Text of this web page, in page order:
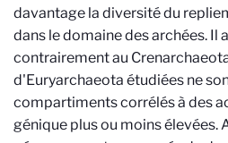
davantage la diversité du
dans le domaine des archées. Il
contrairement au
d'Euryarchaeota étudiées ne
compartiments corrélés à des
génique plus ou moins élevées.